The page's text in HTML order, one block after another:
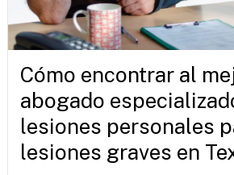
Cómo encontrar al
abogado
lesiones personales
lesiones graves en